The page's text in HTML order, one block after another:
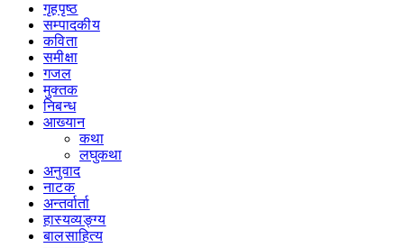
गृहपृष्‍ठ
सम्पादकीय
कविता
समीक्षा
गजल
मुक्तक
निबन्ध
आख्यान
कथा
लघुकथा
अनुवाद
नाटक
अन्तर्वार्ता
हास्यव्यङ्ग्य
बालसाहित्य